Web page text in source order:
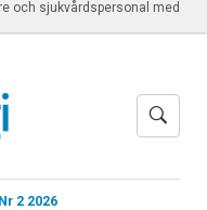
och sjukvårdspersonal med
Nr 2 2026